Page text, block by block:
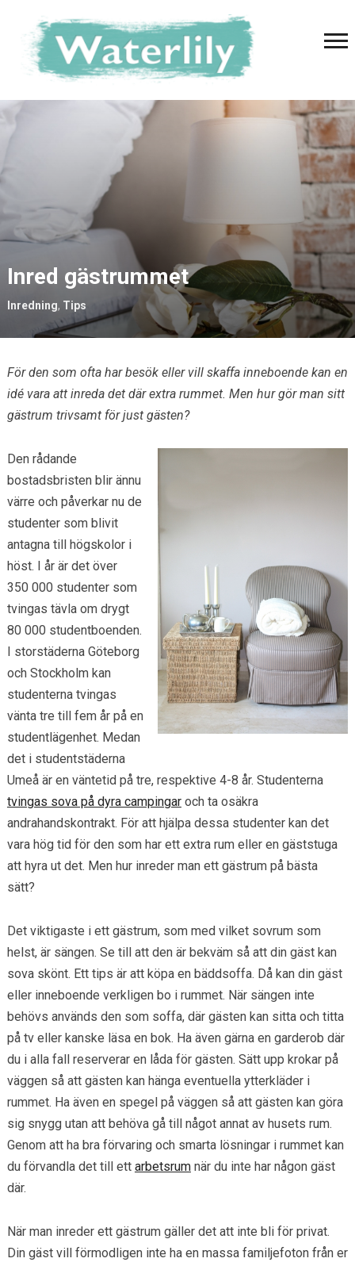
Inred gästrummet
Inredning, Tips
För den som ofta har besök eller vill skaffa inneboende kan en
idé vara att inreda det där extra rummet. Men hur gör man sitt
gästrum trivsamt för just gästen?
Den rådande
bostadsbristen blir ännu
värre och påverkar nu de
studenter som blivit
antagna till högskolor i
höst. I år är det över
350 000 studenter som
tvingas tävla om drygt
80 000 studentboenden.
I storstäderna Göteborg
och Stockholm kan
studenterna tvingas
vänta tre till fem år på en
studentlägenhet. Medan
det i studentstäderna
Umeå är en väntetid på tre, respektive 4-8 år. Studenterna
tvingas sova på dyra campingaroch ta osäkra
andrahandskontrakt. För att hjälpa dessa studenter kan det
vara hög tid för den som har ett extra rum eller en gäststuga
att hyra ut det. Men hur inreder man ett gästrum på bästa
sätt?
Det viktigaste i ett gästrum, som med vilket sovrum som
helst, är sängen. Se till att den är bekväm så att din gäst kan
sova skönt. Ett tips är att köpa en bäddsoffa. Då kan din gäst
eller inneboende verkligen bo i rummet. När sängen inte
behövs används den som soffa, där gästen kan sitta och titta
på tv eller kanske läsa en bok. Ha även gärna en garderob där
du i alla fall reserverar en låda för gästen. Sätt upp krokar på
väggen så att gästen kan hänga eventuella ytterkläder i
rummet. Ha även en spegel på väggen så att gästen kan göra
sig snygg utan att behöva gå till något annat av husets rum.
Genom att ha bra förvaring och smarta lösningar i rummet kan
du förvandla det till ett arbetsrumnär du inte har någon gäst
där.
När man inreder ett gästrum gäller det att inte bli för privat.
Din gäst vill förmodligen inte ha en massa familjefoton från er